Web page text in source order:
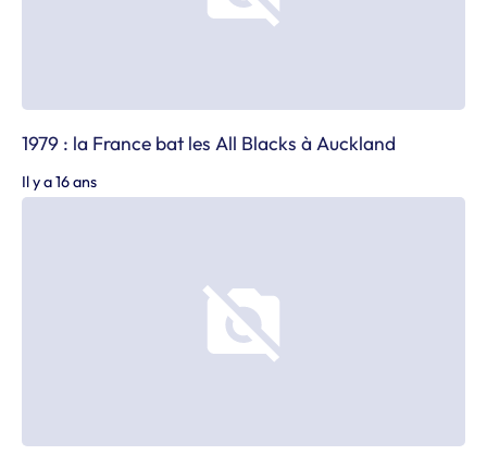
1979 : la France bat les All Blacks à Auckland
Il y a 16 ans